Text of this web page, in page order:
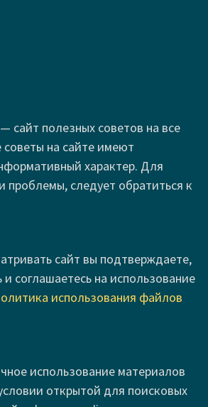
— сайт полезных советов на все
на сайте имеют
характер. Для
следует обратиться к
сайт вы подтверждаете,
соглашаетесь на использование
использования файлов
использование материалов
открытой для поисковых